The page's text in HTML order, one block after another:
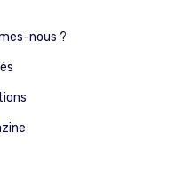
nous ?